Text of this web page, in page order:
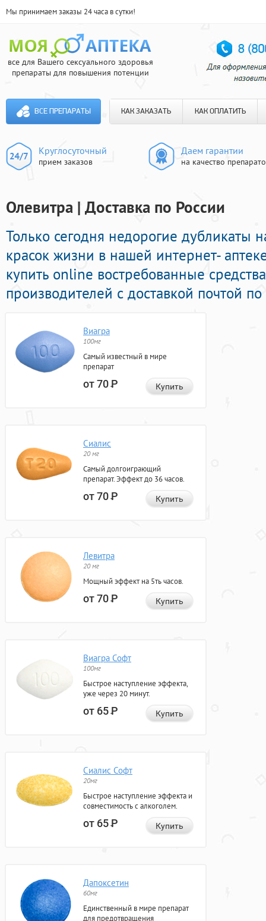
Мы принимаем заказы 24 часа в сутки!
все для Вашего сексуального здоровья
препараты для повышения потенции
ВСЕ ПРЕПАРАТЫ КАК ЗАКАЗАТЬ КАК ОПЛАТИТЬ
Круглосуточный
прием заказов
Даем гарантии
на качество
Олевитра | Доставка по России
Только сегодня недорогие дубликаты
красок жизни в нашей интернет-
купить online востребованные
производителей с доставкой почтой
Виагра
100мг
Самый известный в мире
препарат
от 70Р Купить
Сиалис
20 мг
Самый долгоиграющий
препарат. Эффект до 36 часов.
от 70Р Купить
Левитра
20 мг
Мощный эффект на 5ть часов.
от 70Р Купить
Виагра Софт
100мг
Быстрое наступление эффекта,
уже через 20 минут.
от 65Р Купить
Сиалис Софт
20мг
Быстрое наступление эффекта и
совместимость с алкоголем.
от 65Р Купить
Дапоксетин
60мг
Единственный в мире препарат
для предотвращения